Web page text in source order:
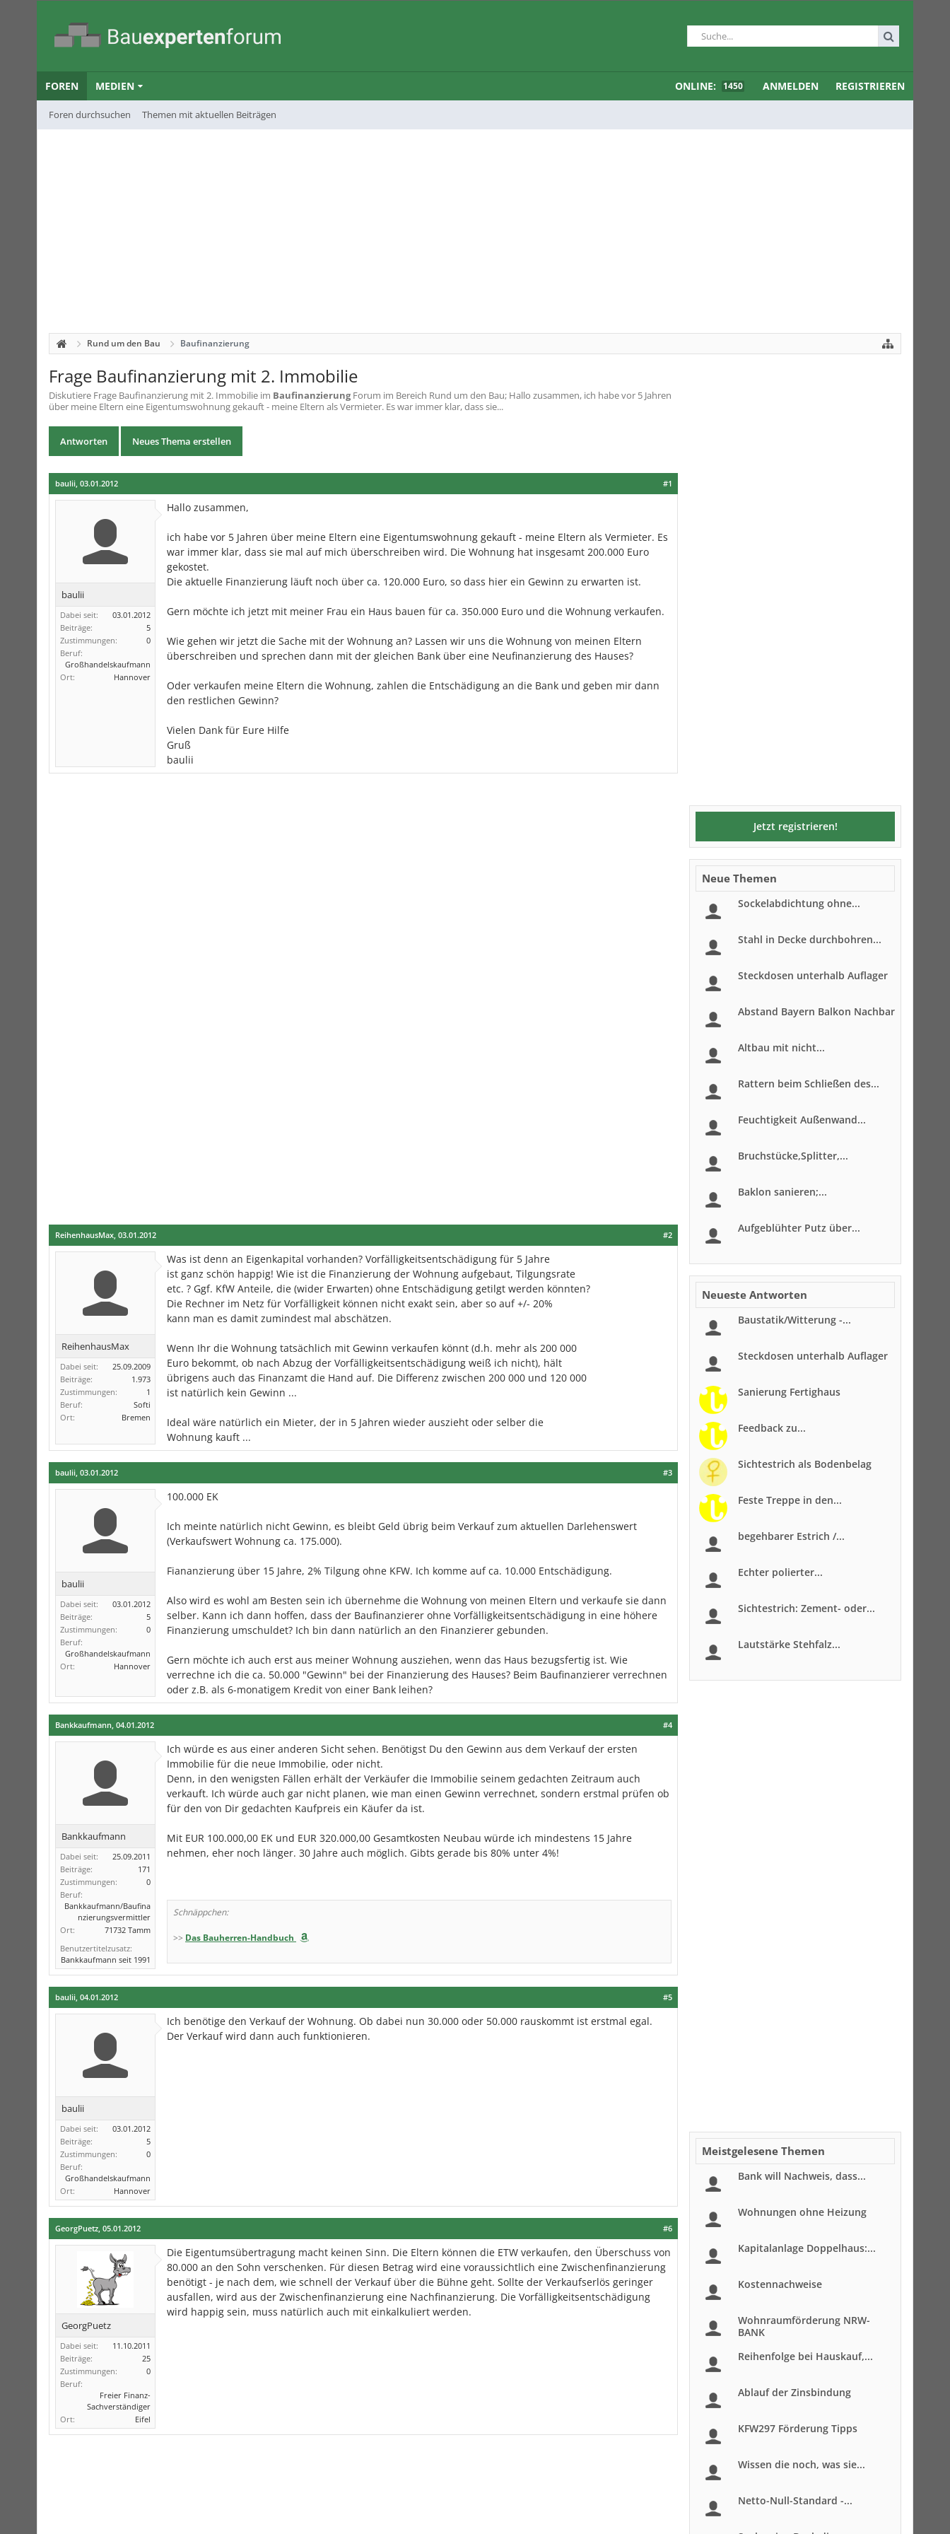
FOREN
Foren durchsuchen Themen mit aktuellen Beiträgen
MEDIEN ONLINE: 1450 ANMELDEN REGISTRIEREN
Rund um den Bau Baufinanzierung
Frage Baufinanzierung mit 2. Immobilie
Diskutiere Frage Baufinanzierung mit 2. Immobilie im Baufinanzierung Forum im Bereich Rund um den Bau; Hallo zusammen, ich habe vor 5 Jahren
über meine Eltern eine Eigentumswohnung gekauft - meine Eltern als Vermieter. Es war immer klar, dass sie...
Antworten Neues Thema erstellen
#1
baulii, 03.01.2012
baulii
Dabei seit:
03.01.2012
Beiträge:
5
Zustimmungen:
0
Beruf:
Großhandelskaufmann
Ort:
Hannover
Hallo zusammen,
ich habe vor 5 Jahren über meine Eltern eine Eigentumswohnung gekauft - meine Eltern als Vermieter. Es
war immer klar, dass sie mal auf mich überschreiben wird. Die Wohnung hat insgesamt 200.000 Euro
gekostet.
Die aktuelle Finanzierung läuft noch über ca. 120.000 Euro, so dass hier ein Gewinn zu erwarten ist.
Gern möchte ich jetzt mit meiner Frau ein Haus bauen für ca. 350.000 Euro und die Wohnung verkaufen.
Wie gehen wir jetzt die Sache mit der Wohnung an? Lassen wir uns die Wohnung von meinen Eltern
überschreiben und sprechen dann mit der gleichen Bank über eine Neufinanzierung des Hauses?
Oder verkaufen meine Eltern die Wohnung, zahlen die Entschädigung an die Bank und geben mir dann
den restlichen Gewinn?
Vielen Dank für Eure Hilfe
Gruß
baulii
#2
ReihenhausMax, 03.01.2012
ReihenhausMax
Dabei seit:
25.09.2009
Beiträge:
1.973
Zustimmungen:
1
Beruf:
Softi
Ort:
Bremen
Was ist denn an Eigenkapital vorhanden? Vorfälligkeitsentschädigung für 5 Jahre
ist ganz schön happig! Wie ist die Finanzierung der Wohnung aufgebaut, Tilgungsrate
etc. ? Ggf. KfW Anteile, die (wider Erwarten) ohne Entschädigung getilgt werden könnten?
Die Rechner im Netz für Vorfälligkeit können nicht exakt sein, aber so auf +/- 20%
kann man es damit zumindest mal abschätzen.
Wenn Ihr die Wohnung tatsächlich mit Gewinn verkaufen könnt (d.h. mehr als 200 000
Euro bekommt, ob nach Abzug der Vorfälligkeitsentschädigung weiß ich nicht), hält
übrigens auch das Finanzamt die Hand auf. Die Differenz zwischen 200 000 und 120 000
ist natürlich kein Gewinn ...
Ideal wäre natürlich ein Mieter, der in 5 Jahren wieder auszieht oder selber die
Wohnung kauft ...
#3
baulii, 03.01.2012
baulii
Dabei seit:
03.01.2012
Beiträge:
5
Zustimmungen:
0
Beruf:
Großhandelskaufmann
Ort:
Hannover
100.000 EK
Ich meinte natürlich nicht Gewinn, es bleibt Geld übrig beim Verkauf zum aktuellen Darlehenswert
(Verkaufswert Wohnung ca. 175.000).
Fiananzierung über 15 Jahre, 2% Tilgung ohne KFW. Ich komme auf ca. 10.000 Entschädigung.
Also wird es wohl am Besten sein ich übernehme die Wohnung von meinen Eltern und verkaufe sie dann
selber. Kann ich dann hoffen, dass der Baufinanzierer ohne Vorfälligkeitsentschädigung in eine höhere
Finanzierung umschuldet? Ich bin dann natürlich an den Finanzierer gebunden.
Gern möchte ich auch erst aus meiner Wohnung ausziehen, wenn das Haus bezugsfertig ist. Wie
verrechne ich die ca. 50.000 "Gewinn" bei der Finanzierung des Hauses? Beim Baufinanzierer verrechnen
oder z.B. als 6-monatigem Kredit von einer Bank leihen?
#4
Bankkaufmann, 04.01.2012
Bankkaufmann
Dabei seit:
25.09.2011
Beiträge:
171
Zustimmungen:
0
Beruf:
Bankkaufmann/Baufina
nzierungsvermittler
Ort:
71732 Tamm
Benutzertitelzusatz:
Bankkaufmann seit 1991
Ich würde es aus einer anderen Sicht sehen. Benötigst Du den Gewinn aus dem Verkauf der ersten
Immobilie für die neue Immobilie, oder nicht.
Denn, in den wenigsten Fällen erhält der Verkäufer die Immobilie seinem gedachten Zeitraum auch
verkauft. Ich würde auch gar nicht planen, wie man einen Gewinn verrechnet, sondern erstmal prüfen ob
für den von Dir gedachten Kaufpreis ein Käufer da ist.
Mit EUR 100.000,00 EK und EUR 320.000,00 Gesamtkosten Neubau würde ich mindestens 15 Jahre
nehmen, eher noch länger. 30 Jahre auch möglich. Gibts gerade bis 80% unter 4%!
Schnäppchen:
>> Das Bauherren-Handbuch
#5
baulii, 04.01.2012
baulii
Dabei seit:
03.01.2012
Beiträge:
5
Zustimmungen:
0
Beruf:
Großhandelskaufmann
Ort:
Hannover
Ich benötige den Verkauf der Wohnung. Ob dabei nun 30.000 oder 50.000 rauskommt ist erstmal egal.
Der Verkauf wird dann auch funktionieren.
#6
GeorgPuetz, 05.01.2012
GeorgPuetz
Dabei seit:
11.10.2011
Beiträge:
25
Zustimmungen:
0
Beruf:
Freier Finanz-
Sachverständiger
Ort:
Eifel
Die Eigentumsübertragung macht keinen Sinn. Die Eltern können die ETW verkaufen, den Überschuss von
80.000 an den Sohn verschenken. Für diesen Betrag wird eine voraussichtlich eine Zwischenfinanzierung
benötigt - je nach dem, wie schnell der Verkauf über die Bühne geht. Sollte der Verkaufserlös geringer
ausfallen, wird aus der Zwischenfinanzierung eine Nachfinanzierung. Die Vorfälligkeitsentschädigung
wird happig sein, muss natürlich auch mit einkalkuliert werden.
Jetzt registrieren!
Neue Themen
Sockelabdichtung ohne...
Stahl in Decke durchbohren...
Steckdosen unterhalb Auflager
Abstand Bayern Balkon Nachbar
Altbau mit nicht...
Rattern beim Schließen des...
Feuchtigkeit Außenwand...
Bruchstücke,Splitter,...
Baklon sanieren;...
Aufgeblühter Putz über...
Neueste Antworten
Baustatik/Witterung -...
Steckdosen unterhalb Auflager
Sanierung Fertighaus
Feedback zu...
Sichtestrich als Bodenbelag
Feste Treppe in den...
begehbarer Estrich /...
Echter polierter...
Sichtestrich: Zement- oder...
Lautstärke Stehfalz...
Meistgelesene Themen
Bank will Nachweis, dass...
Wohnungen ohne Heizung
Kapitalanlage Doppelhaus:...
Kostennachweise
Wohnraumförderung NRW-
BANK
Reihenfolge bei Hauskauf,...
Ablauf der Zinsbindung
KFW297 Förderung Tipps
Wissen die noch, was sie...
Netto-Null-Standard -...